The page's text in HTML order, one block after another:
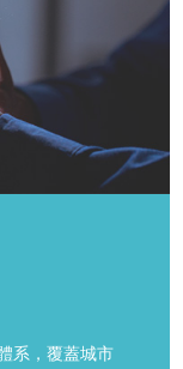
系，覆蓋城市